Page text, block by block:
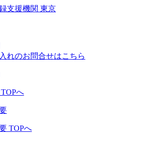
れのお問合せはこちら
へ
TOPへ